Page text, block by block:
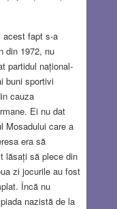
acest fapt s-a
din 1972, nu
partidul național-
buni sportivi
cauza
Ei nu dat
Mosadului care a
era să
lăsați să plece din
zi jocurile au fost
Încă nu
nazistă de la